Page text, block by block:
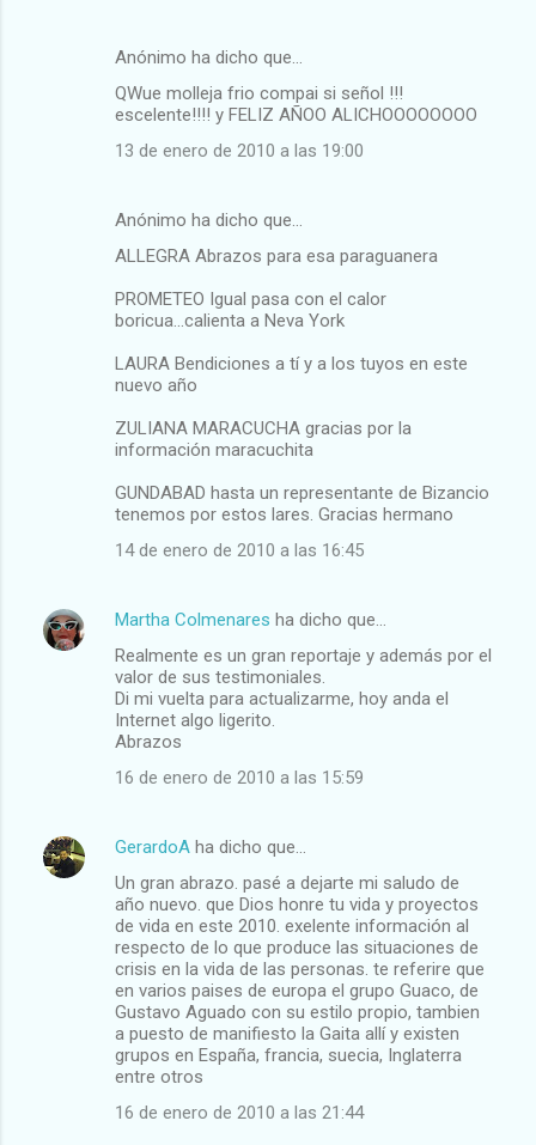
Anónimo ha dicho que…
QWue molleja frio compai si señol !!!
escelente!!!! y FELIZ AÑOO ALICHOOOOOOOO
13 de enero de 2010 a las 19:00
Anónimo ha dicho que…
ALLEGRA Abrazos para esa paraguanera
PROMETEO Igual pasa con el calor
boricua...calienta a Neva York
LAURA Bendiciones a tí y a los tuyos en este
nuevo año
ZULIANA MARACUCHA gracias por la
información maracuchita
GUNDABAD hasta un representante de Bizancio
tenemos por estos lares. Gracias hermano
14 de enero de 2010 a las 16:45
Martha Colmenares ha dicho que…
Realmente es un gran reportaje y además por el
valor de sus testimoniales.
Di mi vuelta para actualizarme, hoy anda el
Internet algo ligerito.
Abrazos
16 de enero de 2010 a las 15:59
GerardoA ha dicho que…
Un gran abrazo. pasé a dejarte mi saludo de
año nuevo. que Dios honre tu vida y proyectos
de vida en este 2010. exelente información al
respecto de lo que produce las situaciones de
crisis en la vida de las personas. te referire que
en varios paises de europa el grupo Guaco, de
Gustavo Aguado con su estilo propio, tambien
a puesto de manifiesto la Gaita allí y existen
grupos en España, francia, suecia, Inglaterra
entre otros
16 de enero de 2010 a las 21:44